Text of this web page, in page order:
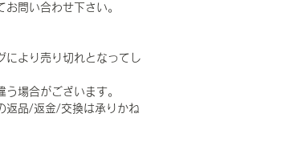
問い合わせ下さい。
により売り切れとなってし
場合がございます。
返品/返金/交換は承りかね